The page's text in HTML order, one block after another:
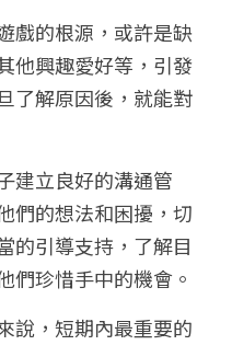
戲的根源，或許是缺
他興趣愛好等，引發
了解原因後，就能對
建立良好的溝通管
們的想法和困擾，切
的引導支持，了解目
們珍惜手中的機會。
說，短期內最重要的